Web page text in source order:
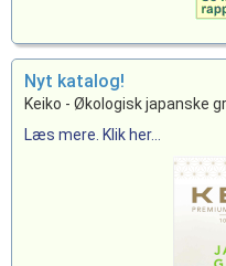
Nyt katalog!
Keiko - Økologisk japanske
Læs mere. Klik her...